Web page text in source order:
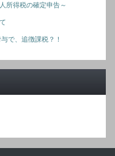
所得税の確定申告～
で、追徴課税？！